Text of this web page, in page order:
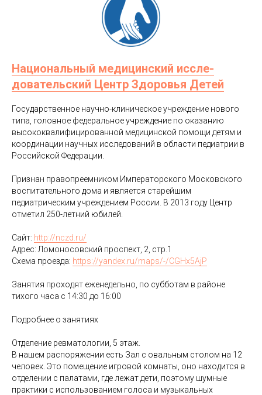
Национальный медицинский иссле­
довательский Центр Здоровья Детей
Государственное научно-клиническое учреждение нового
типа, головное федеральное учреждение по оказанию
высококвалифицированной медицинской помощи детям и
координации научных исследований в области педиатрии в
Российской Федерации.
Признан правопреемником Императорского Московского
воспитательного дома и является старейшим
педиатрическим учреждением России. В 2013 году Центр
отметил 250-летний юбилей.
Сайт: http://nczd.ru/
Адрес: Ломоносовский проспект, 2, стр.1
Cхема проезда: https://yandex.ru/maps/-/CGHx5AjP
Занятия проходят еженедельно, по субботам в районе
тихого часа с 14:30 до 16:00
Подробнее о занятиях
Отделение ревматологии, 5 этаж.
В нашем распоряжении есть Зал с овальным столом на 12
человек. Это помещение игровой комнаты, оно находится в
отделении с палатами, где лежат дети, поэтому шумные
практики с использованием голоса и музыкальных